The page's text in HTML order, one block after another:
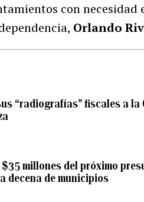
con necesidad
Orlando
“radiografías” fiscales a la
millones del próximo
decena de municipios